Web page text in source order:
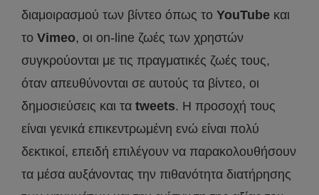
διαμοιρασμού των βίντεο όπως το YouTube και
το Vimeo, οι on-line ζωές των χρηστών
συγκρούονται με τις πραγματικές ζωές τους,
όταν απευθύνονται σε αυτούς τα βίντεο, οι
δημοσιεύσεις και τα tweets. Η προσοχή τους
είναι γενικά επικεντρωμένη ενώ είναι πολύ
δεκτικοί, επειδή επιλέγουν να παρακολουθήσουν
τα μέσα αυξάνοντας την πιθανότητα διατήρησης